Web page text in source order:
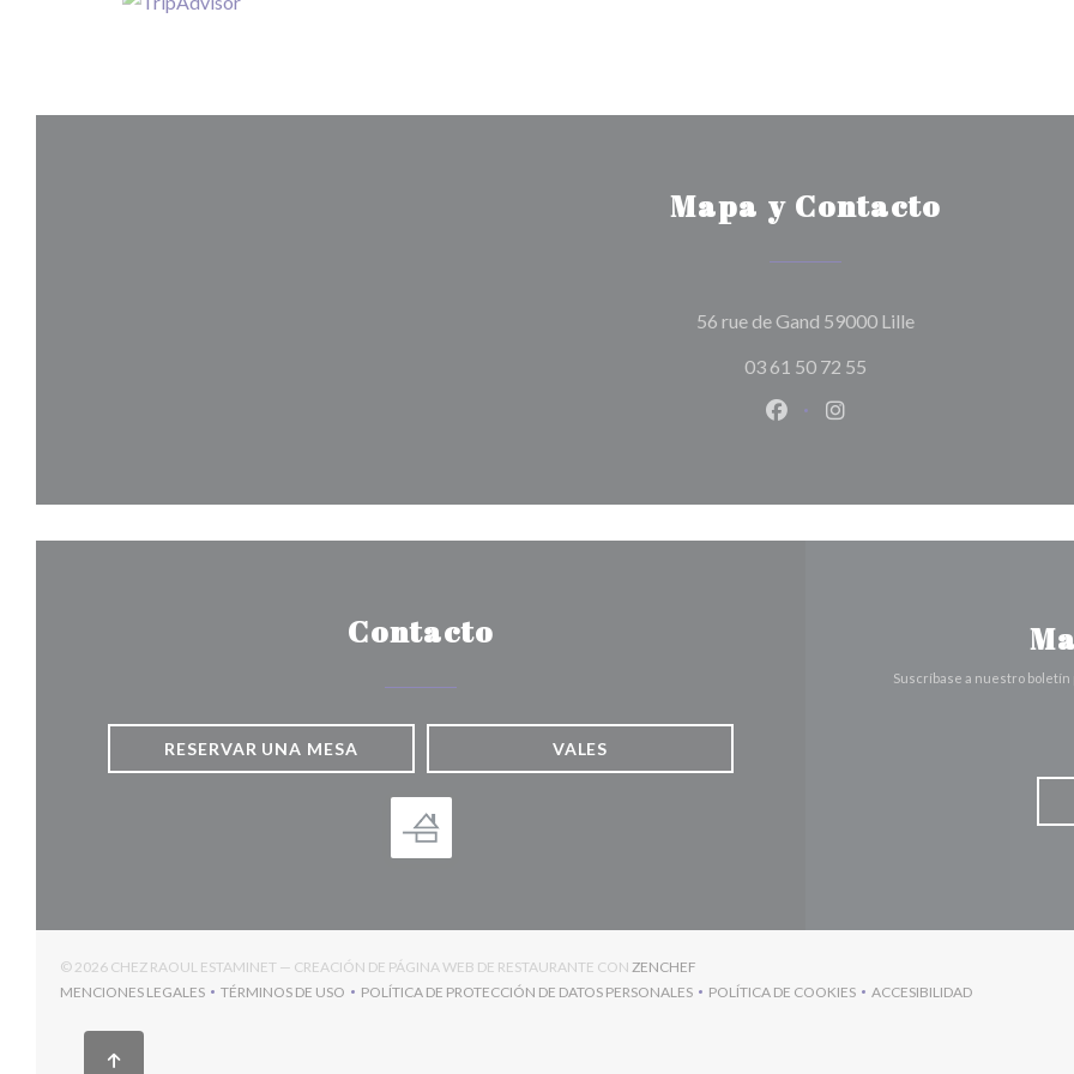
Mapa y Contacto
56 rue de Gand 59000 Lille((abre en una nueva
03 61 50 72 55
Facebook ((abre en una nueva
Instagram ((abre en una
Contacto
RESERVAR UNA MESA VALES
Suscríbase a nuestro
© 2026 CHEZ RAOUL ESTAMINET — CREACIÓN DE PÁGINA WEB DE RESTAURANTE CON ZENCHEF
MENCIONES LEGALES
((ABRE EN UNA NUEVA VENTANA))
TÉRMINOS DE USO
((ABRE EN UNA NUEVA VENTANA))
POLÍTICA DE PROTECCIÓN DE DATOS PERSONALES
((ABRE EN UNA NUEVA VENTANA))
POLÍTICA DE COOKIES
((ABRE EN UNA NUEVA VENTANA))
ACCESIBILIDAD
((ABRE EN UNA NUEVA